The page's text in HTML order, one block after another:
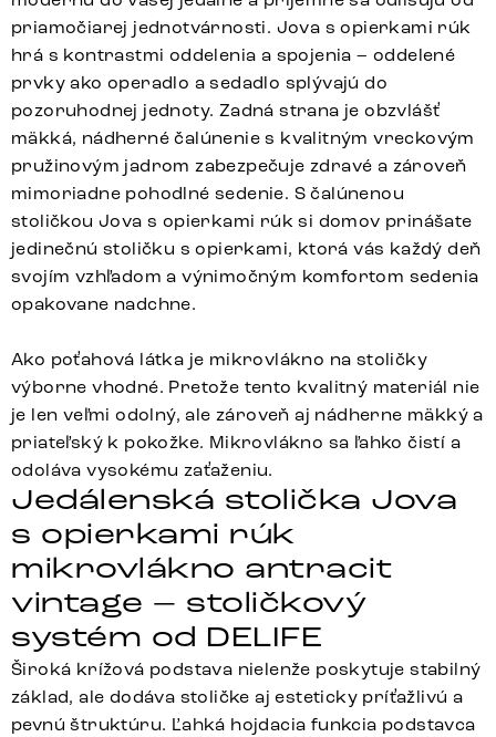
priamočiarej jednotvárnosti. Jova s opierkami rúk
hrá s kontrastmi oddelenia a spojenia – oddelené
prvky ako operadlo a sedadlo splývajú do
pozoruhodnej jednoty. Zadná strana je obzvlášť
mäkká, nádherné čalúnenie s kvalitným vreckovým
pružinovým jadrom zabezpečuje zdravé a zároveň
mimoriadne pohodlné sedenie. S čalúnenou
stoličkou Jova s opierkami rúk si domov prinášate
jedinečnú stoličku s opierkami, ktorá vás každý deň
svojím vzhľadom a výnimočným komfortom sedenia
opakovane nadchne.
Ako poťahová látka je mikrovlákno na stoličky
výborne vhodné. Pretože tento kvalitný materiál nie
je len veľmi odolný, ale zároveň aj nádherne mäkký a
priateľský k pokožke. Mikrovlákno sa ľahko čistí a
odoláva vysokému zaťaženiu.
Jedálenská stolička Jova
s opierkami rúk
mikrovlákno antracit
vintage – stoličkový
systém od DELIFE
Široká krížová podstava nielenže poskytuje stabilný
základ, ale dodáva stoličke aj esteticky príťažlivú a
pevnú štruktúru. Ľahká hojdacia funkcia podstavca